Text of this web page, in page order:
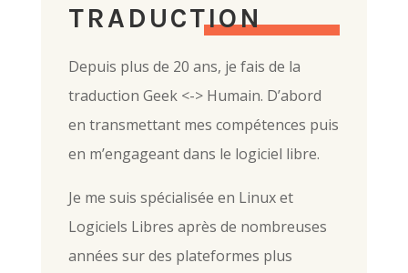
TRADUCTION
Depuis plus de 20 ans, je fais de la
traduction Geek <-> Humain. D’abord
en transmettant mes compétences puis
en m’engageant dans le logiciel libre.
Je me suis spécialisée en Linux et
Logiciels Libres après de nombreuses
années sur des plateformes plus